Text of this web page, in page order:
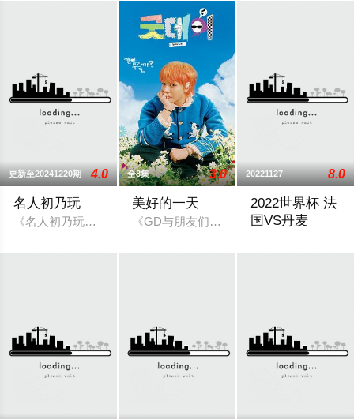
更新至20241220期 4.0
名人初乃玩
《名人初乃玩》勘称是2020年最接地气的外景行脚节目,由名人
全8集 3.0
美好的一天
《GD与朋友们》将以权志龙为中心，邀
20221127 8.0
2022世界杯 法
国VS丹麦